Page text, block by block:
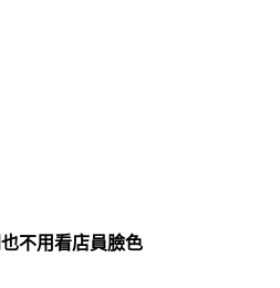
不用看店員臉色